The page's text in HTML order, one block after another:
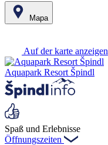
Mapa
−Auf der karte anzeigen
Aquapark Resort Špindl
Spaß und Erlebnisse
Öffnungszeiten